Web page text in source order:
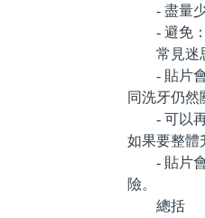
- 盡量少
- 避免：
常見迷
- 貼片會
同洗牙仍然
- 可以再
如果要整體
- 貼片會
險。
總括